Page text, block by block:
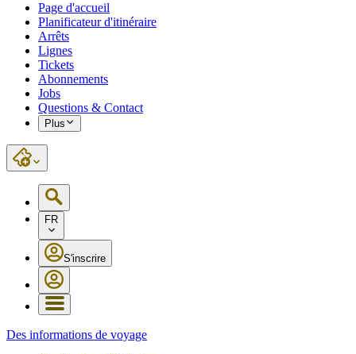
Page d'accueil
Planificateur d'itinéraire
Arrêts
Lignes
Tickets
Abonnements
Jobs
Questions & Contact
Plus
FR
S'inscrire
Des informations de voyage